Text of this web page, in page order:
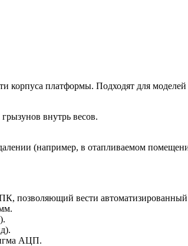
корпуса платформы. Подходят для
внутрь весов.
(например, в отапливаемом
позволяющий вести
АЦП.